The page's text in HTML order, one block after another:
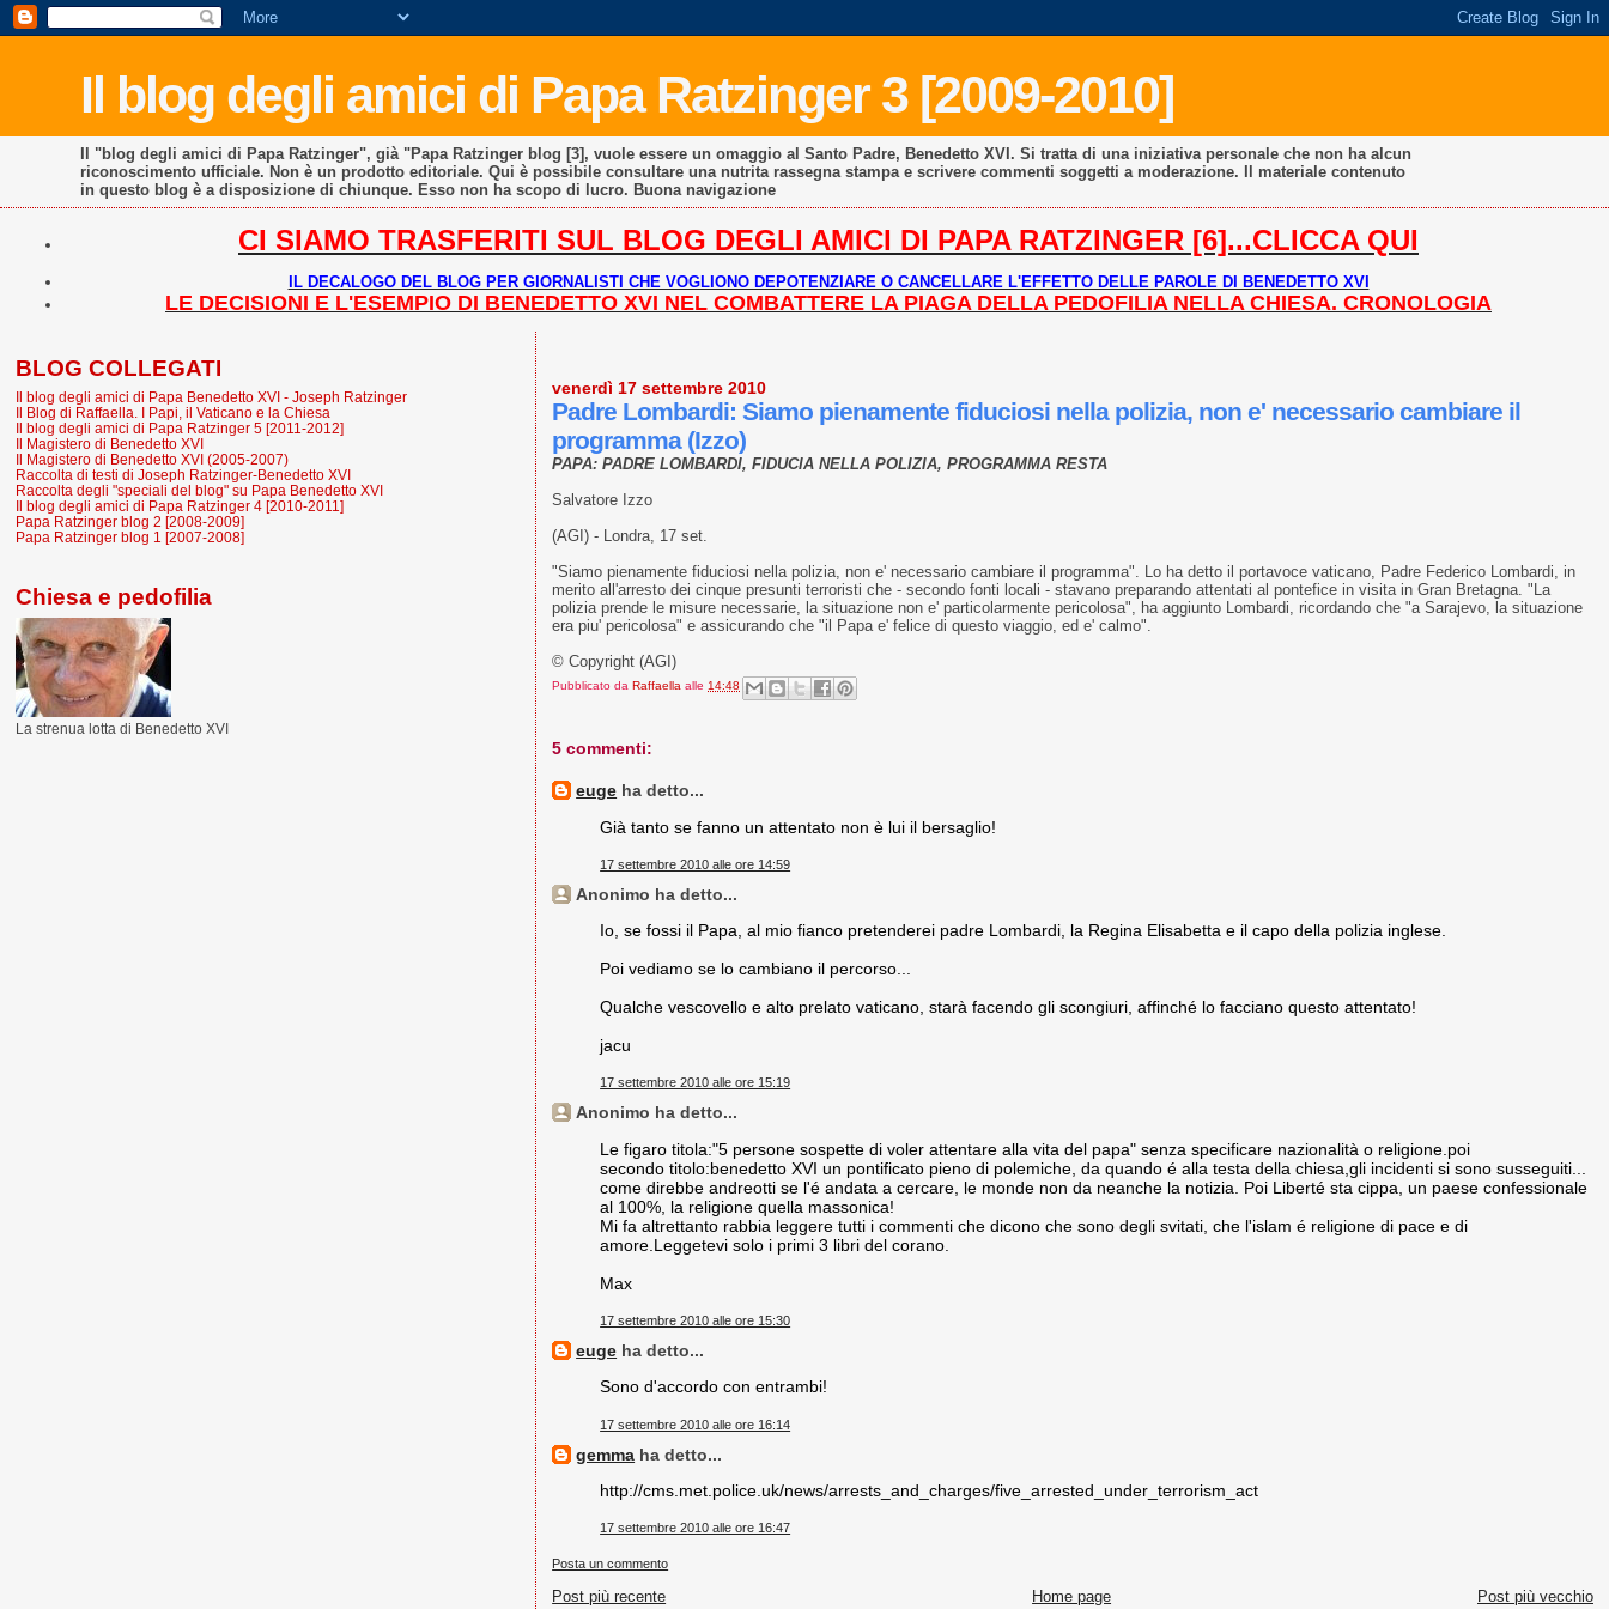
Il blog degli amici di Papa Ratzinger 3 [2009-2010]
Il "blog degli amici di Papa Ratzinger", già "Papa Ratzinger blog [3], vuole essere un omaggio al Santo Padre, Benedetto XVI. Si tratta di una iniziativa personale che non ha alcun
riconoscimento ufficiale. Non è un prodotto editoriale. Qui è possibile consultare una nutrita rassegna stampa e scrivere commenti soggetti a moderazione. Il materiale contenuto
in questo blog è a disposizione di chiunque. Esso non ha scopo di lucro. Buona navigazione
CI SIAMO TRASFERITI SUL BLOG DEGLI AMICI DI PAPA RATZINGER [6]...CLICCA QUI
IL DECALOGO DEL BLOG PER GIORNALISTI CHE VOGLIONO DEPOTENZIARE O CANCELLARE L'EFFETTO DELLE PAROLE DI BENEDETTO XVI
LE DECISIONI E L'ESEMPIO DI BENEDETTO XVI NEL COMBATTERE LA PIAGA DELLA PEDOFILIA NELLA CHIESA. CRONOLOGIA
venerdì 17 settembre 2010
Padre Lombardi: Siamo pienamente fiduciosi nella polizia, non e' necessario cambiare il
programma (Izzo)
PAPA: PADRE LOMBARDI, FIDUCIA NELLA POLIZIA, PROGRAMMA RESTA
Salvatore Izzo
(AGI) - Londra, 17 set.
"Siamo pienamente fiduciosi nella polizia, non e' necessario cambiare il programma". Lo ha detto il portavoce vaticano, Padre Federico Lombardi, in
merito all'arresto dei cinque presunti terroristi che - secondo fonti locali - stavano preparando attentati al pontefice in visita in Gran Bretagna. "La
polizia prende le misure necessarie, la situazione non e' particolarmente pericolosa", ha aggiunto Lombardi, ricordando che "a Sarajevo, la situazione
era piu' pericolosa" e assicurando che "il Papa e' felice di questo viaggio, ed e' calmo".
© Copyright (AGI)
Pubblicato daRaffaella alle14:48
5 commenti:
euge ha detto...
Già tanto se fanno un attentato non è lui il bersaglio!
17 settembre 2010 alle ore 14:59
Anonimo ha detto...
Io, se fossi il Papa, al mio fianco pretenderei padre Lombardi, la Regina Elisabetta e il capo della polizia inglese.
Poi vediamo se lo cambiano il percorso...
Qualche vescovello e alto prelato vaticano, starà facendo gli scongiuri, affinché lo facciano questo attentato!
jacu
17 settembre 2010 alle ore 15:19
Anonimo ha detto...
Le figaro titola:"5 persone sospette di voler attentare alla vita del papa" senza specificare nazionalità o religione.poi
secondo titolo:benedetto XVI un pontificato pieno di polemiche, da quando é alla testa della chiesa,gli incidenti si sono susseguiti...
come direbbe andreotti se l'é andata a cercare, le monde non da neanche la notizia. Poi Liberté sta cippa, un paese confessionale
al 100%, la religione quella massonica!
Mi fa altrettanto rabbia leggere tutti i commenti che dicono che sono degli svitati, che l'islam é religione di pace e di
amore.Leggetevi solo i primi 3 libri del corano.
Max
17 settembre 2010 alle ore 15:30
euge ha detto...
Sono d'accordo con entrambi!
17 settembre 2010 alle ore 16:14
gemma ha detto...
http://cms.met.police.uk/news/arrests_and_charges/five_arrested_under_terrorism_act
17 settembre 2010 alle ore 16:47
Posta un commento
Post più recente Post più vecchio
Home page
BLOG COLLEGATI
Il blog degli amici di Papa Benedetto XVI - Joseph Ratzinger
Il Blog di Raffaella. I Papi, il Vaticano e la Chiesa
Il blog degli amici di Papa Ratzinger 5 [2011-2012]
Il Magistero di Benedetto XVI
Il Magistero di Benedetto XVI (2005-2007)
Raccolta di testi di Joseph Ratzinger-Benedetto XVI
Raccolta degli "speciali del blog" su Papa Benedetto XVI
Il blog degli amici di Papa Ratzinger 4 [2010-2011]
Papa Ratzinger blog 2 [2008-2009]
Papa Ratzinger blog 1 [2007-2008]
Chiesa e pedofilia
La strenua lotta di Benedetto XVI